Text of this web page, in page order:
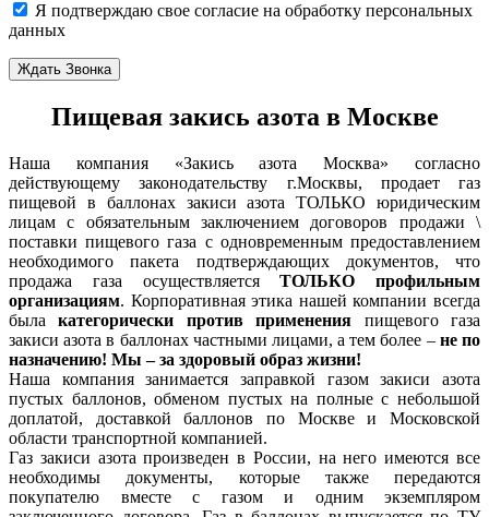
Я подтверждаю свое согласие на обработку персональных
данных
Ждать Звонка
Пищевая закись азота в Москве
Наша компания «Закись азота Москва» согласно
действующему законодательству г.Москвы, продает газ
пищевой в баллонах закиси азота ТОЛЬКО юридическим
лицам с обязательным заключением договоров продажи \
поставки пищевого газа с одновременным предоставлением
необходимого пакета подтверждающих документов, что
продажа газа осуществляетсяТОЛЬКО профильным
организациям. Корпоративная этика нашей компании всегда
былакатегорически против применения пищевого газа
закиси азота в баллонах частными лицами, а тем более – не по
назначению! Мы – за здоровый образ жизни!
Наша компания занимается заправкой газом закиси азота
пустых баллонов, обменом пустых на полные с небольшой
доплатой, доставкой баллонов по Москве и Московской
области транспортной компанией.
Газ закиси азота произведен в России, на него имеются все
необходимы документы, которые также передаются
покупателю вместе с газом и одним экземпляром